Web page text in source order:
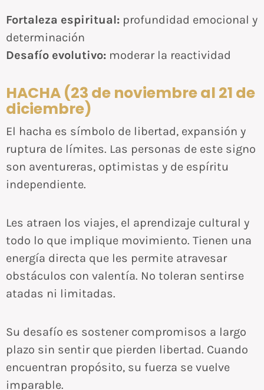
Fortaleza espiritual: profundidad emocional y
determinación
Desafío evolutivo: moderar la reactividad
HACHA (23 de noviembre al 21 de
diciembre)
El hacha es símbolo de libertad, expansión y
ruptura de límites. Las personas de este signo
son aventureras, optimistas y de espíritu
independiente.
Les atraen los viajes, el aprendizaje cultural y
todo lo que implique movimiento. Tienen una
energía directa que les permite atravesar
obstáculos con valentía. No toleran sentirse
atadas ni limitadas.
Su desafío es sostener compromisos a largo
plazo sin sentir que pierden libertad. Cuando
encuentran propósito, su fuerza se vuelve
imparable.